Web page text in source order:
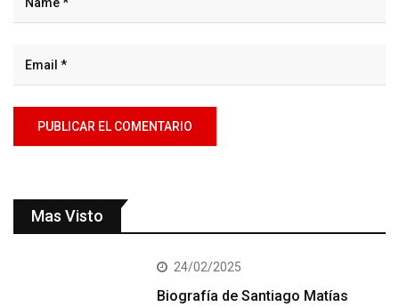
Mas Visto
24/02/2025
Biografía de Santiago Matías